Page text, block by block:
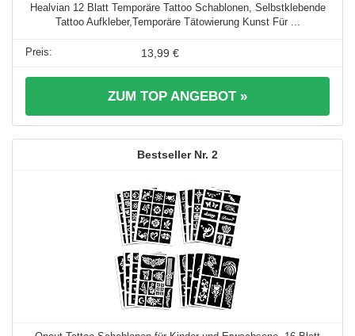
Healvian 12 Blatt Temporäre Tattoo Schablonen, Selbstklebende
Tattoo Aufkleber,Temporäre Tätowierung Kunst Für ...
13,99 €
ZUM TOP ANGEBOT »
2